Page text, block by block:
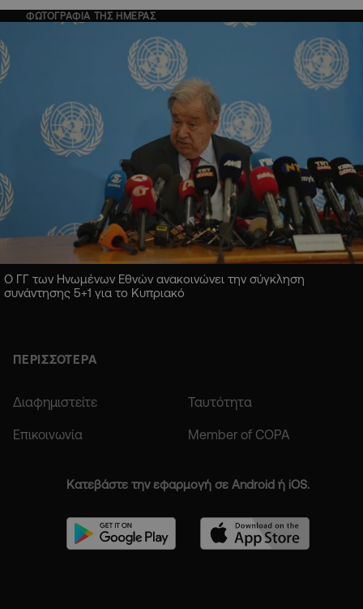
ΦΩΤΟΓΡΑΦΙΑ ΤΗΣ ΗΜΕΡΑΣ
Ο ΓΓ των Ηνωμένων Εθνών ανακοινώνει την σύγκληση
συνάντησης 5+1 για το Κυπριακό
ΠΕΡΙΣΣΟΤΕΡΑ
Διαφημιστείτε Ταυτότητα
Επικοινωνία Member of COPA
Κατεβάστε την εφαρμογή σε Android ή iOS.